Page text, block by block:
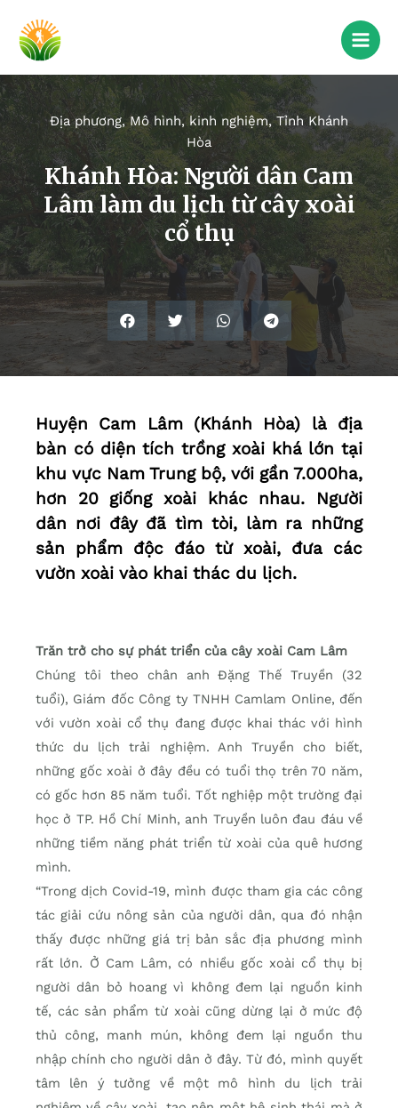
Địa phương,Mô hình, kinh nghiệm,Tỉnh Khánh
Hòa
Khánh Hòa: Người dân Cam
Lâm làm du lịch từ cây xoài
cổ thụ
Huyện Cam Lâm (Khánh Hòa) là địa
bàn có diện tích trồng xoài khá lớn tại
khu vực Nam Trung bộ, với gần 7.000ha,
hơn 20 giống xoài khác nhau. Người
dân nơi đây đã tìm tòi, làm ra những
sản phẩm độc đáo từ xoài, đưa các
vườn xoài vào khai thác du lịch.
Trăn trở cho sự phát triển của cây xoài Cam Lâm
Chúng tôi theo chân anh Đặng Thế Truyền (32
tuổi), Giám đốc Công ty TNHH Camlam Online, đến
với vườn xoài cổ thụ đang được khai thác với hình
thức du lịch trải nghiệm. Anh Truyền cho biết,
những gốc xoài ở đây đều có tuổi thọ trên 70 năm,
có gốc hơn 85 năm tuổi. Tốt nghiệp một trường đại
học ở TP. Hồ Chí Minh, anh Truyền luôn đau đáu về
những tiềm năng phát triển từ xoài của quê hương
mình.
“Trong dịch Covid-19, mình được tham gia các công
tác giải cứu nông sản của người dân, qua đó nhận
thấy được những giá trị bản sắc địa phương mình
rất lớn. Ở Cam Lâm, có nhiều gốc xoài cổ thụ bị
người dân bỏ hoang vì không đem lại nguồn kinh
tế, các sản phẩm từ xoài cũng dừng lại ở mức độ
thủ công, manh mún, không đem lại nguồn thu
nhập chính cho người dân ở đây. Từ đó, mình quyết
tâm lên ý tưởng về một mô hình du lịch trải